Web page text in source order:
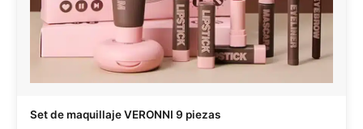
Set de maquillaje VERONNI 9 piezas